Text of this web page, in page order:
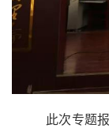
此次专题